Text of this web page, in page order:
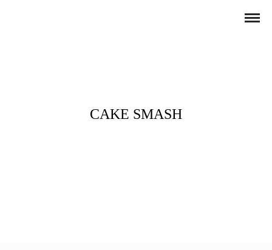
CAKE SMASH